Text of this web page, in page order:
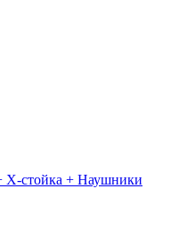
cтойка + Наушники